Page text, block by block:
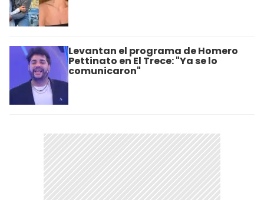
Levantan el programa de Homero
Pettinato en El Trece: "Ya se lo
comunicaron"